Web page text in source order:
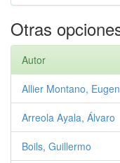
Otras
Autor
Allier Montano,
Arreola Ayala, Álvaro
Boils, Guillermo